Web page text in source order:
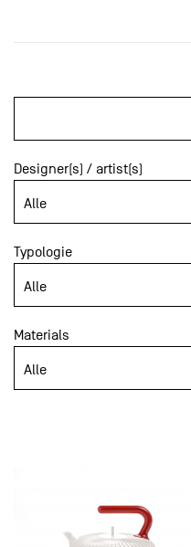
Designer(s) / artist(s)
Typologie
Materials